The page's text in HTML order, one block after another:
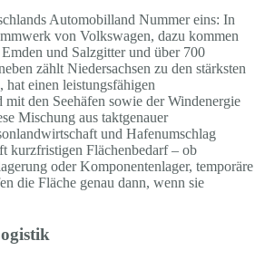
Automobilland Nummer eins: In
von Volkswagen, dazu kommen
und Salzgitter und über 700
zählt Niedersachsen zu den stärksten
hat einen leistungsfähigen
mit den Seehäfen sowie der Windenergie
Mischung aus taktgenauer
und Hafenumschlag
kurzfristigen Flächenbedarf – ob
oder Komponentenlager, temporäre
die Fläche genau dann, wenn sie